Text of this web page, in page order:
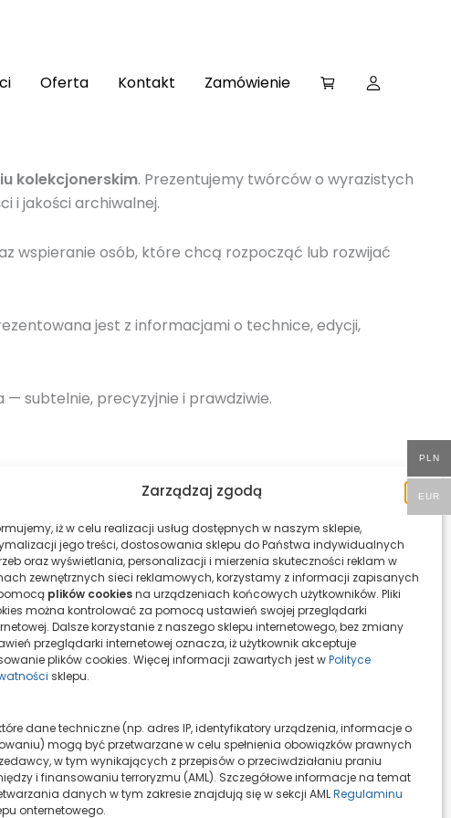
Zarządzaj zgodą
jego treści, dostosowania sklepu do Państwa indywidualnych
oraz wyświetlania, personalizacji i mierzenia skuteczności reklam w
zewnętrznych sieci reklamowych, korzystamy z informacji zapisanych
plików cookiesna urządzeniach końcowych użytkowników. Pliki
można kontrolować za pomocą ustawień swojej przeglądarki
Dalsze korzystanie z naszego sklepu internetowego, bez zmiany
przeglądarki internetowej oznacza, iż użytkownik akceptuje
plików cookies. Więcej informacji zawartych jest wPolityce
sklepu.
mogą być przetwarzane w celu spełnienia obowiązków prawnych
w tym wynikających z przepisów o przeciwdziałaniu praniu
i finansowaniu terroryzmu (AML). Szczegółowe informacje na temat
danych w tym zakresie znajdują się w sekcji AMLRegulaminu
onternetowego.
Oferta Kontakt Zamówienie
kolekcjonerskim. Prezentujemy twórców o wyrazistych
i jakości archiwalnej.
wspieranie osób, które chcą rozpocząć lub rozwijać
jest z informacjami o technice, edycji,
subtelnie, precyzyjnie i prawdziwie.
PLN
EUR